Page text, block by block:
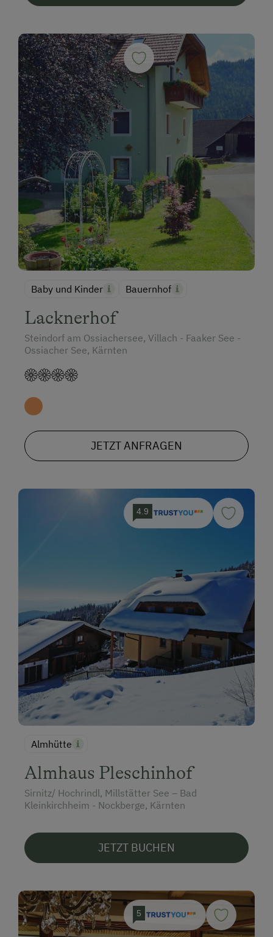
Baby und Kinder Bauernhof
Lacknerhof
Steindorf am Ossiachersee, Villach - Faaker See -
Ossiacher See, Kärnten
JETZT ANFRAGEN
4.9
Almhütte
Almhaus Pleschinhof
Sirnitz/ Hochrindl, Millstätter See – Bad
Kleinkirchheim - Nockberge, Kärnten
JETZT BUCHEN
5